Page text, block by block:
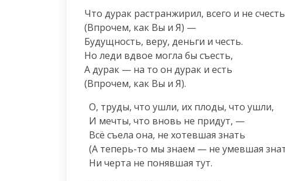
Что дурак растранжирил, всего и не счесть
(Впрочем, как Вы и Я) —
Будущность, веру, деньги и честь.
Но леди вдвое могла бы съесть,
А дурак — на то он дурак и есть
(Впрочем, как Вы и Я).
  Ни черта не понявшая тут.